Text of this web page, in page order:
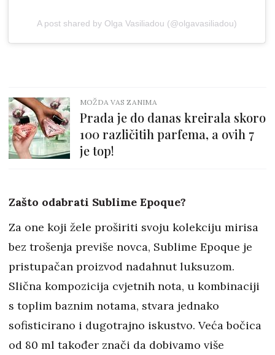
A post shared by Olga Vasiliadou (@olgavasiliadou)
MOŽDA VAS ZANIMA
Prada je do danas kreirala skoro
100 različitih parfema, a ovih 7
je top!
Zašto odabrati Sublime Epoque?
Za one koji žele proširiti svoju kolekciju mirisa
bez trošenja previše novca, Sublime Epoque je
pristupačan proizvod nadahnut luksuzom.
Slična kompozicija cvjetnih nota, u kombinaciji
s toplim baznim notama, stvara jednako
sofisticirano i dugotrajno iskustvo. Veća bočica
od 80 ml također znači da dobivamo više